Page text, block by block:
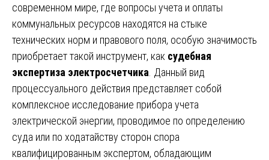
современном мире, где вопросы учета и оплаты
коммунальных ресурсов находятся на стыке
технических норм и правового поля, особую значимость
приобретает такой инструмент, как судебная
экспертиза электросчетчика . Данный вид
процессуального действия представляет собой
комплексное исследование прибора учета
электрической энергии, проводимое по определению
суда или по ходатайству сторон спора
квалифицированным экспертом, обладающим